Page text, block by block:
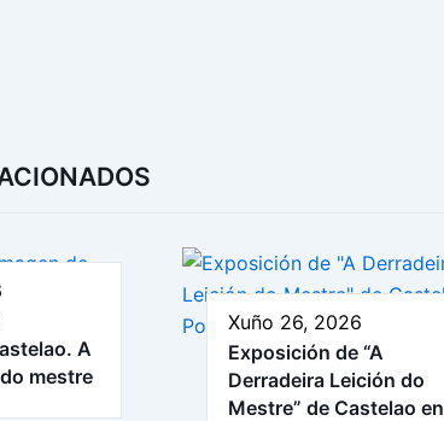
A
mestre
Xuño 26, 2026
Exposición de “A
Derradeira Leición do
Mestre” de Castelao en